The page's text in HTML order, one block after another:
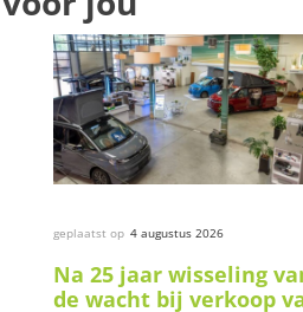
geplaatst op 4 augustus 2026
Na 25 jaar wisseling
de wacht bij verkoop